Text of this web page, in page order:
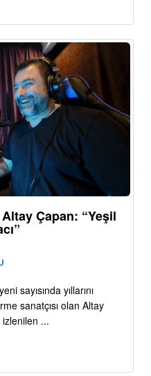
Çapan: “Yeşil
sayısında yıllarını
sanatçısı olan Altay
izlenilen ...